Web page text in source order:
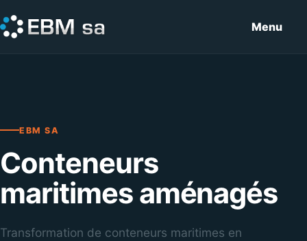
Menu
EBM SA
Conteneurs
maritimes aménagés
Transformation de conteneurs maritimes en